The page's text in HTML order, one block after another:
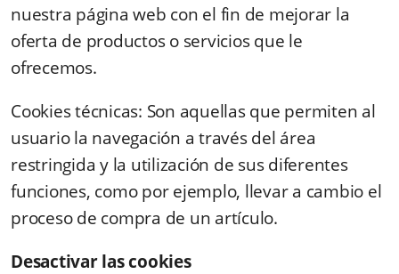
nuestra página web con el fin de mejorar la
oferta de productos o servicios que le
ofrecemos.
Cookies técnicas: Son aquellas que permiten al
usuario la navegación a través del área
restringida y la utilización de sus diferentes
funciones, como por ejemplo, llevar a cambio el
proceso de compra de un artículo.
Desactivar las cookies